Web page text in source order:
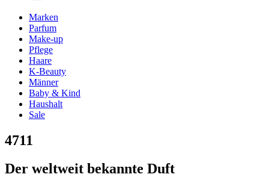
Marken
Parfum
Make-up
Pflege
Haare
K-Beauty
Männer
Baby & Kind
Haushalt
Sale
4711
Der weltweit bekannte Duft